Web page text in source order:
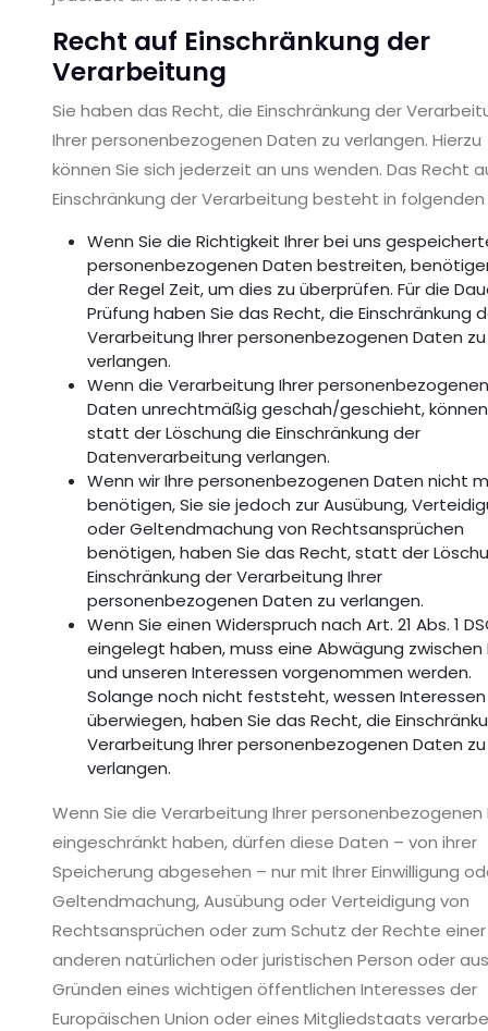
Recht auf Einschränkung der
Verarbeitung
Sie haben das Recht, die Einschränkung der
Ihrer personenbezogenen Daten zu verlangen. Hierzu
können Sie sich jederzeit an uns wenden. Das Recht
Einschränkung der Verarbeitung besteht in folgenden
Wenn Sie die Richtigkeit Ihrer bei uns
personenbezogenen Daten bestreiten,
der Regel Zeit, um dies zu überprüfen. Für die
Prüfung haben Sie das Recht, die Einschränkung
Verarbeitung Ihrer personenbezogenen Daten zu
verlangen.
Wenn die Verarbeitung Ihrer personenbezogenen
Daten unrechtmäßig geschah/geschieht,
statt der Löschung die Einschränkung der
Datenverarbeitung verlangen.
Wenn wir Ihre personenbezogenen Daten nicht
benötigen, Sie sie jedoch zur Ausübung,
oder Geltendmachung von Rechtsansprüchen
benötigen, haben Sie das Recht, statt der
Einschränkung der Verarbeitung Ihrer
personenbezogenen Daten zu verlangen.
Wenn Sie einen Widerspruch nach Art. 21 Abs. 1
eingelegt haben, muss eine Abwägung zwischen
und unseren Interessen vorgenommen werden.
Solange noch nicht feststeht, wessen Interessen
überwiegen, haben Sie das Recht, die
Verarbeitung Ihrer personenbezogenen Daten zu
verlangen.
Wenn Sie die Verarbeitung Ihrer
eingeschränkt haben, dürfen diese Daten – von ihrer
Speicherung abgesehen – nur mit Ihrer Einwilligung
Geltendmachung, Ausübung oder Verteidigung von
Rechtsansprüchen oder zum Schutz der Rechte einer
anderen natürlichen oder juristischen Person oder aus
Gründen eines wichtigen öffentlichen Interesses der
Europäischen Union oder eines Mitgliedstaats